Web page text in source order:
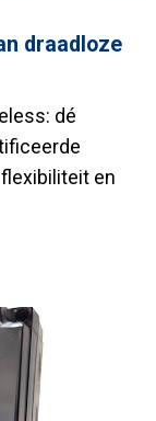
draadloze
dé
en